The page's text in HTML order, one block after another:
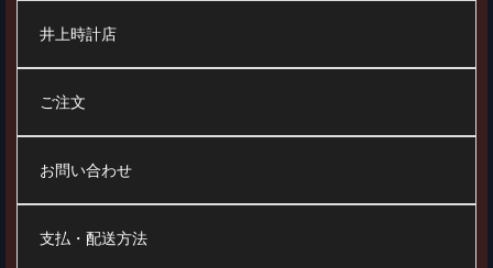
井上時計店
ご注文
お問い合わせ
支払・配送方法